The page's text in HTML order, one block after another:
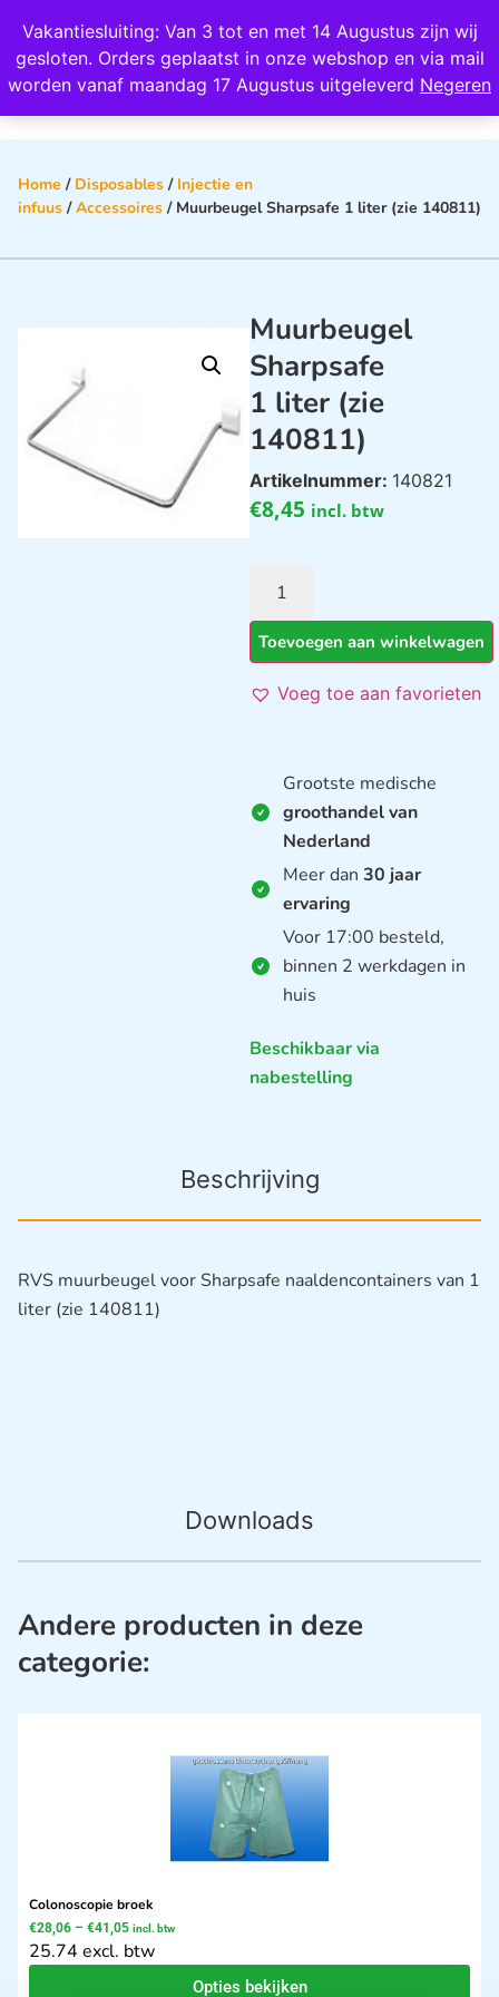
Vakantiesluiting: Van 3 tot en met 14 Augustus zijn wij
gesloten. Orders geplaatst in onze webshop en via mail
worden vanaf maandag 17 Augustus uitgeleverd Negeren
Wij scoren een 4,8 op Google
Home / Disposables / Injectie en
infuus /Accessoires / Muurbeugel Sharpsafe 1 liter (zie 140811)
Muurbeugel
Sharpsafe
1 liter (zie
140811)
Artikelnummer: 140821
€8,45 incl. btw
Toevoegen aan winkelwagen
Voeg toe aan favorieten
Grootste medische
groothandel van
Nederland
Meer dan 30 jaar
ervaring
Voor 17:00 besteld,
binnen 2 werkdagen in
huis
Beschikbaar via
nabestelling
Beschrijving
Downloads
RVS muurbeugel voor Sharpsafe naaldencontainers van 1
liter (zie 140811)
Andere producten in deze
categorie:
Colonoscopie broek
€28,06 – €41,05 incl. btw
25.74 excl. btw
Opties bekijken